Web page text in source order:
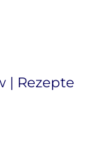
| Rezepte